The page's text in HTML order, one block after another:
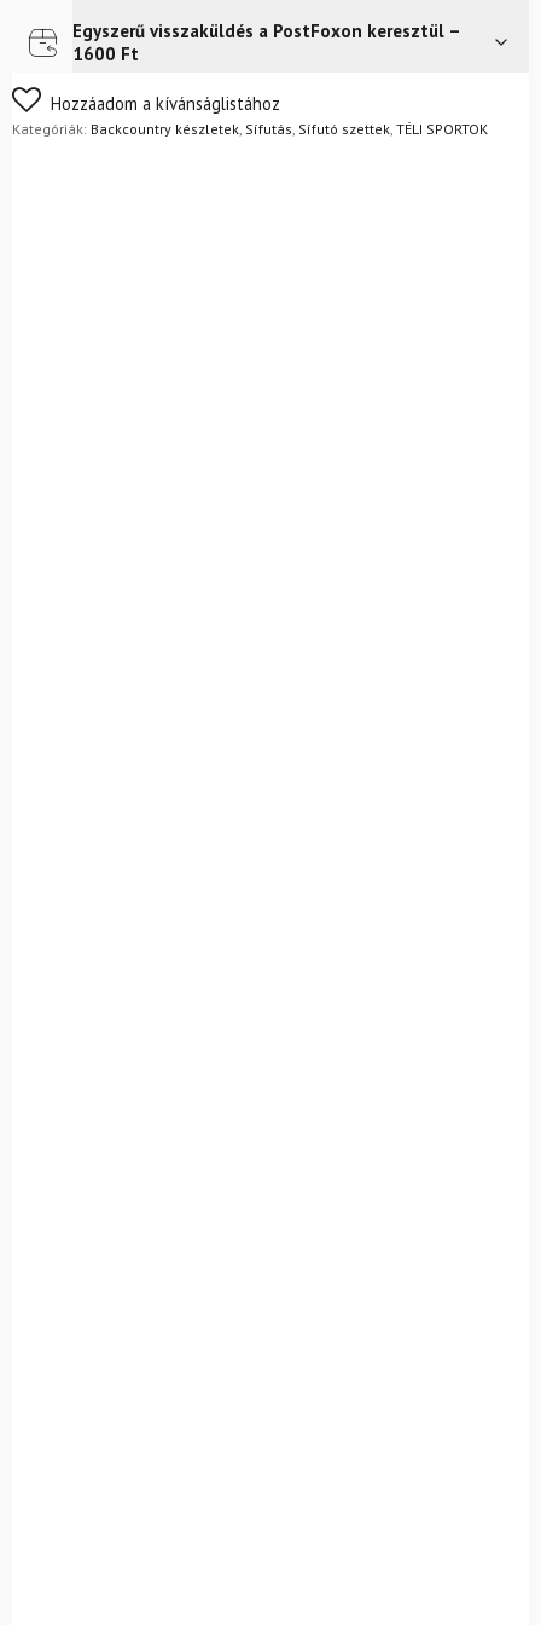
Alpina
csizma
rudak
Futár a címreIngyenes
Egyszerű visszaküldés a PostFoxon keresztül –
1600 Ft
Nem biztos a választásában? Semmi gond – a terméket
egyszerűen visszaküldheti 14 napon belül, indoklás nélkül.
Hozzáadom a kívánságlistához
Kategóriák: Backcountry készletek, Sífutás, Sífutó szettek, TÉLI SPORTOK